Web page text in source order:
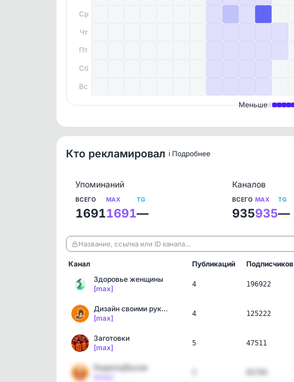
Ср
Чт
Пт
Сб
Вс
Меньше
Кто рекламировал ℹ️ Подробнее
Упоминаний
ВСЕГО
1691
MAX
1691
TG
—
Каналов
ВСЕГО
935
MAX
935
TG
—
Название, ссылка или ID канала…
Канал Публикаций Подписчиков
Здоровье женщины
[max]
4 196922
Дизайн своими руками
[max]
4 125222
Заготовки
[max]
5 47511
Рецепты|Кухня